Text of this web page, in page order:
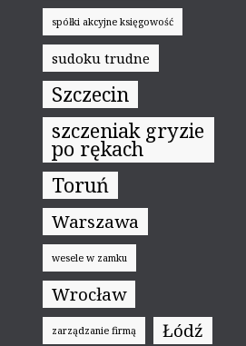
spółki akcyjne księgowość
sudoku trudne
Szczecin
szczeniak gryzie
po rękach
Toruń
Warszawa
wesele w zamku
Wrocław
zarządzanie firmą Łódź